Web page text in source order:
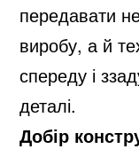
передавати
виробу, а й
спереду і
деталі.
Добір